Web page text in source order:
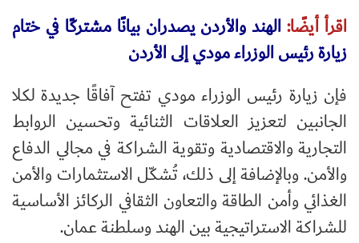
اقرأ أيضًا:الهند والأردن يصدران بيانًا مشتركًا في ختام
زيارة رئيس الوزراء مودي إلى الأردن
فإن زيارة رئيس الوزراء مودي تفتح آفاقًا جديدة لكلا
الجانبين لتعزيز العلاقات الثنائية وتحسين الروابط
التجارية والاقتصادية وتقوية الشراكة في مجالي الدفاع
والأمن. وبالإضافة إلى ذلك، تُشكّل الاستثمارات والأمن
الغذائي وأمن الطاقة والتعاون الثقافي الركائز الأساسية
للشراكة الاستراتيجية بين الهند وسلطنة عمان.